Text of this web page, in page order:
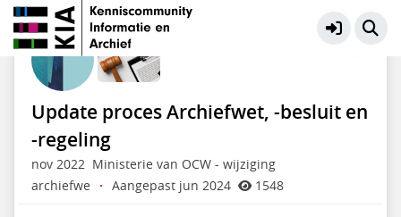
Wet- en regelgeving
Update proces Archiefwet, -besluit en
-regeling
nov 2022 Ministerie van OCW - wijziging
archiefwe
· Aangepast jun 2024 1548